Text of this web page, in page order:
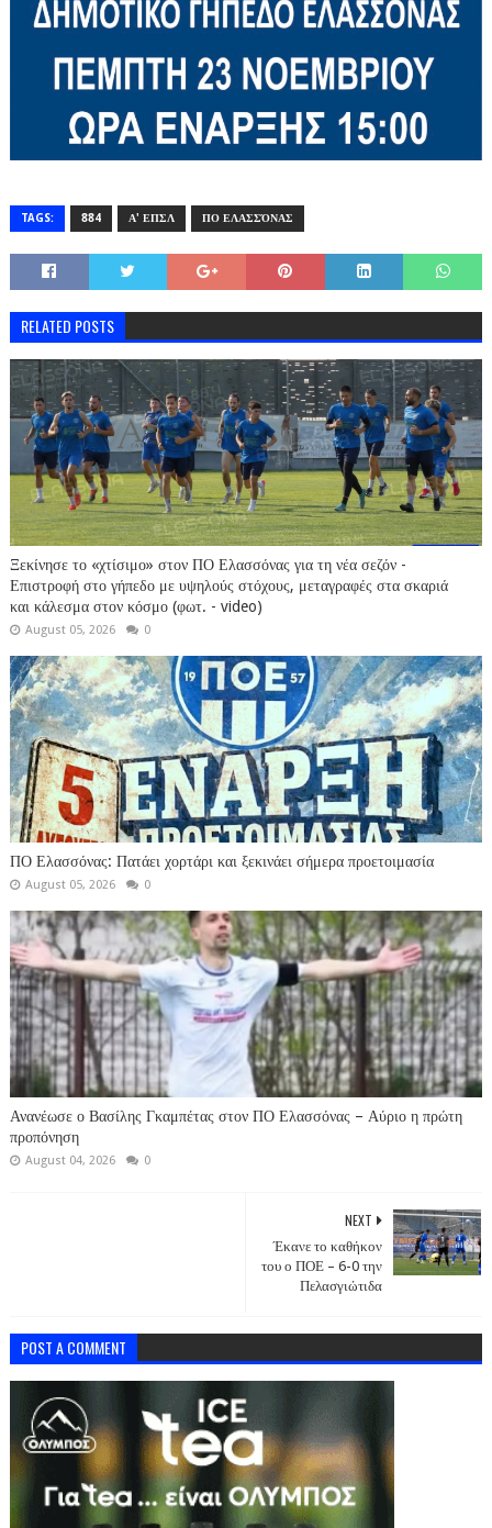
TAGS: 884 Α' ΕΠΣΛ ΠΟ ΕΛΑΣΣΌΝΑΣ
RELATED POSTS
Ξεκίνησε το «χτίσιμο» στον ΠΟ Ελασσόνας για τη νέα σεζόν -
Επιστροφή στο γήπεδο με υψηλούς στόχους, μεταγραφές στα σκαριά
και κάλεσμα στον κόσμο (φωτ. - video)
August 05, 2026 0
ΠΟ Ελασσόνας: Πατάει χορτάρι και ξεκινάει σήμερα προετοιμασία
August 05, 2026 0
Ανανέωσε ο Βασίλης Γκαμπέτας στον ΠΟ Ελασσόνας – Αύριο η πρώτη
προπόνηση
August 04, 2026 0
NEXT
Έκανε το καθήκον
του ο ΠΟΕ – 6-0 την
Πελασγιώτιδα
POST A COMMENT